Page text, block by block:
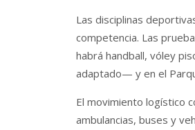
Las disciplinas
competencia. Las
habrá handball, vóley
adaptado— y en el
El movimiento logístico
ambulancias, buses y